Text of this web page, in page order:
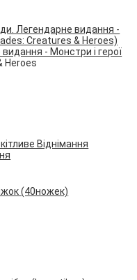
- Монстри і герої
Heroes